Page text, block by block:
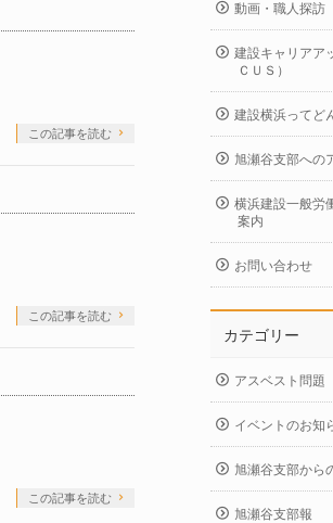
この記事を読む
この記事を読む
この記事を読む
動画・職人探訪
建設キャリアア
ＣＵＳ）
建設横浜ってど
旭瀬谷支部への
横浜建設一般労
案内
お問い合わせ
カテゴリー
アスベスト問題
イベントのお知
旭瀬谷支部から
旭瀬谷支部報